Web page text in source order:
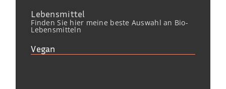
Lebensmittel
Finden Sie hier meine beste Auswahl an Bio-
Lebensmitteln
Vegan